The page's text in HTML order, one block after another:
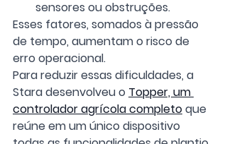
sensores ou obstruções.
Esses fatores, somados à pressão
de tempo, aumentam o risco de
erro operacional.
Para reduzir essas dificuldades, a
Stara desenvolveu o Topper, um
controlador agrícola completo que
reúne em um único dispositivo